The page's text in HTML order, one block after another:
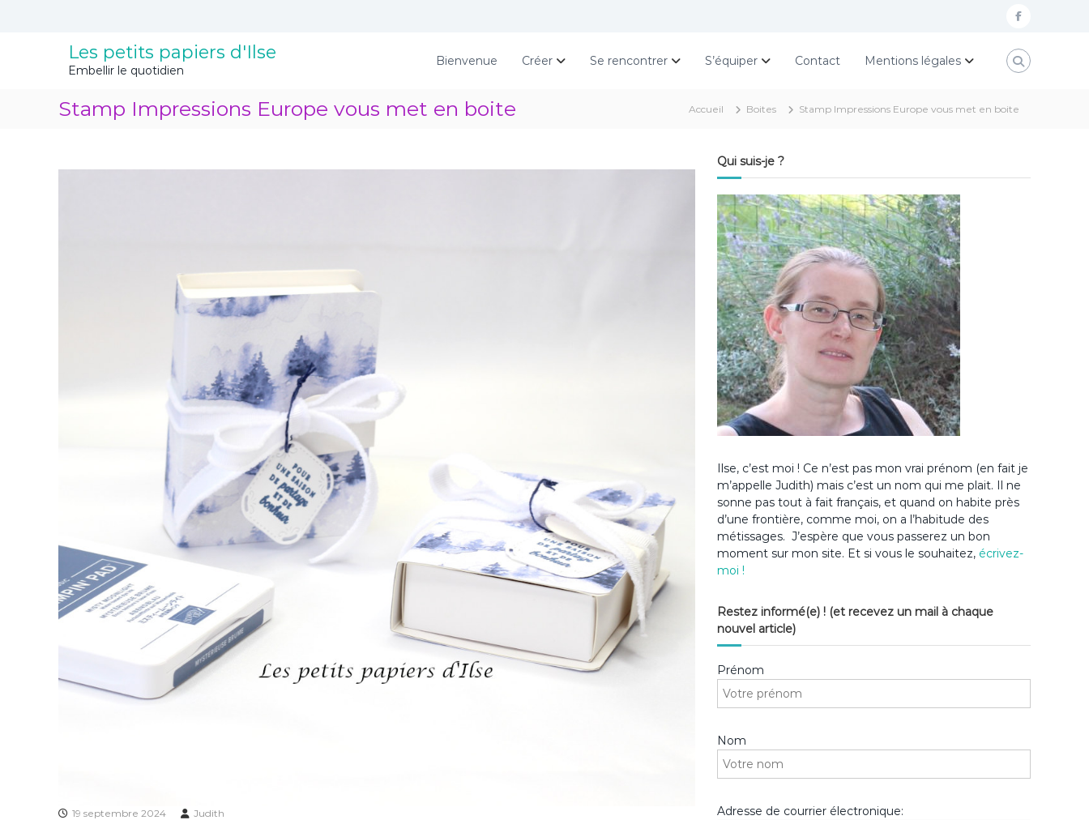
f
c
Les petits papiers d'Ilse
Embellir le quotidien
Bienvenue Créer Se rencontrer S’équiper Contact Mentions légales
Stamp Impressions Europe vous met en boite Accueil Boites Stamp Impressions Europe vous met en boite
19 septembre 2024 Judith
Qui suis-je ?
Ilse, c’est moi ! Ce n’est pas mon vrai prénom (en fait je
m’appelle Judith) mais c’est un nom qui me plait. Il ne
sonne pas tout à fait français, et quand on habite près
d’une frontière, comme moi, on a l’habitude des
métissages. J’espère que vous passerez un bon
moment sur mon site. Et si vous le souhaitez, écrivez-
moi !
Restez informé(e) ! (et recevez un mail à chaque
nouvel article)
Prénom
Nom
Adresse de courrier électronique: